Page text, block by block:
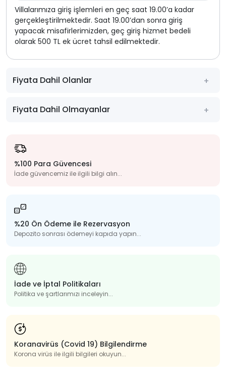
Villalarımıza giriş işlemleri en geç saat 19.00’a kadar
gerçekleştirilmektedir. Saat 19.00’dan sonra giriş
yapacak misafirlerimizden, geç giriş hizmet bedeli
olarak 500 TL ek ücret tahsil edilmektedir.
Fiyata Dahil Olanlar
Fiyata Dahil Olmayanlar
%100 Para Güvencesi
İade güvencemiz ile ilgili bilgi alın...
%20 Ön Ödeme ile Rezervasyon
Depozito sonrası ödemeyi kapıda yapın...
İade ve İptal Politikaları
Politika ve şartlarımızı inceleyin...
Koranavirüs (Covid 19) Bilgilendirme
Korona virüs ile ilgili bilgileri okuyun...